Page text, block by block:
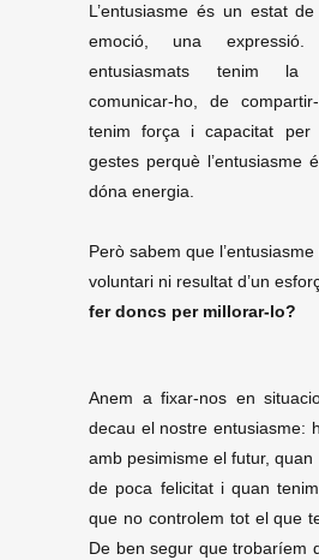
L’entusiasme és un estat
emoció, una
entusiasmats tenim la
comunicar-ho, de
tenim força i capacitat
gestes perquè l’entusiasme
dóna energia.
Però sabem que
voluntari ni resultat d’un
fer doncs per millorar-lo?
Anem a fixar-nos en
decau el nostre entusiasme:
amb pesimisme el futur,
de poca felicitat i quan
que no controlem tot el que
De ben segur que trobaríem